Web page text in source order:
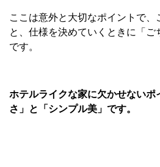
ここは意外と大切なポイントで、
と、仕様を決めていくときに「
です。
ホテルライクな家に欠かせないポ
さ」と「シンプル美」です。